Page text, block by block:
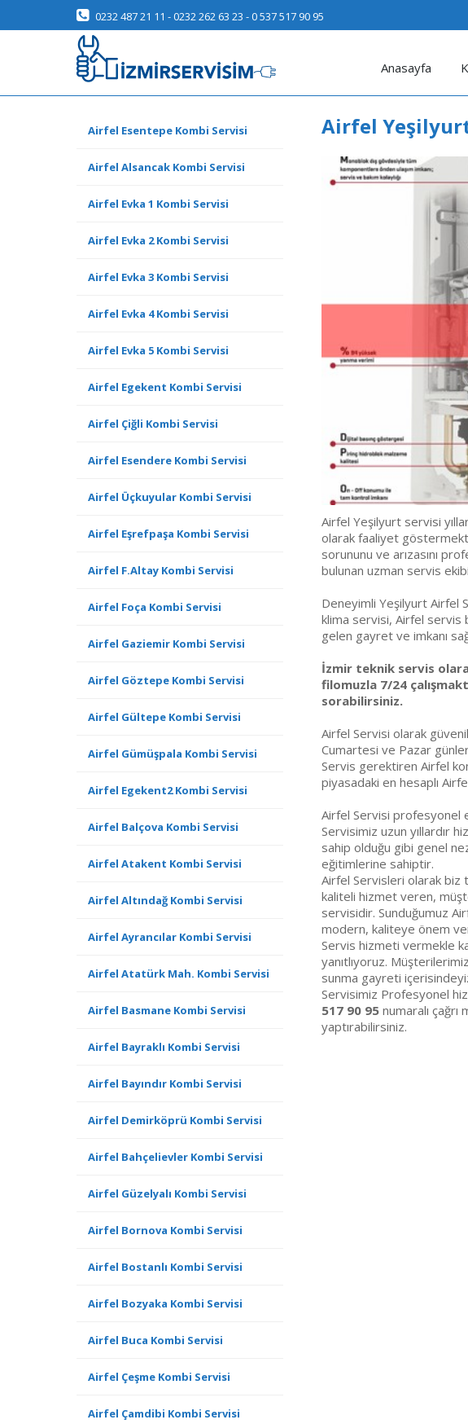
0232 487 21 11 - 0232 262 63 23 - 0 537 517 90 95
Anasayfa
Airfel
Airfel Yeşilyurt servisi
olarak faaliyet
sorununu ve arızasını
bulunan uzman servis
Deneyimli Yeşilyurt Airfel
klima servisi, Airfel servis
gelen gayret ve imkanı
İzmir teknik servis
filomuzla 7/24
sorabilirsiniz.
Airfel Servisi olarak
Cumartesi ve Pazar
Servis gerektiren Airfel
piyasadaki en hesaplı
Airfel Servisi profesyonel
Servisimiz uzun yıllardır
sahip olduğu gibi genel
eğitimlerine sahiptir.
Airfel Servisleri olarak biz
kaliteli hizmet veren,
servisidir. Sunduğumuz
modern, kaliteye önem
Servis hizmeti vermekle
yanıtlıyoruz.
sunma gayreti
Servisimiz Profesyonel
517 90 95 numaralı
yaptırabilirsiniz.
Airfel Esentepe Kombi Servisi
Airfel Alsancak Kombi Servisi
Airfel Evka 1 Kombi Servisi
Airfel Evka 2 Kombi Servisi
Airfel Evka 3 Kombi Servisi
Airfel Evka 4 Kombi Servisi
Airfel Evka 5 Kombi Servisi
Airfel Egekent Kombi Servisi
Airfel Çiğli Kombi Servisi
Airfel Esendere Kombi Servisi
Airfel Üçkuyular Kombi Servisi
Airfel Eşrefpaşa Kombi Servisi
Airfel F.Altay Kombi Servisi
Airfel Foça Kombi Servisi
Airfel Gaziemir Kombi Servisi
Airfel Göztepe Kombi Servisi
Airfel Gültepe Kombi Servisi
Airfel Gümüşpala Kombi Servisi
Airfel Egekent2 Kombi Servisi
Airfel Balçova Kombi Servisi
Airfel Atakent Kombi Servisi
Airfel Altındağ Kombi Servisi
Airfel Ayrancılar Kombi Servisi
Airfel Atatürk Mah. Kombi Servisi
Airfel Basmane Kombi Servisi
Airfel Bayraklı Kombi Servisi
Airfel Bayındır Kombi Servisi
Airfel Demirköprü Kombi Servisi
Airfel Bahçelievler Kombi Servisi
Airfel Güzelyalı Kombi Servisi
Airfel Bornova Kombi Servisi
Airfel Bostanlı Kombi Servisi
Airfel Bozyaka Kombi Servisi
Airfel Buca Kombi Servisi
Airfel Çeşme Kombi Servisi
Airfel Çamdibi Kombi Servisi